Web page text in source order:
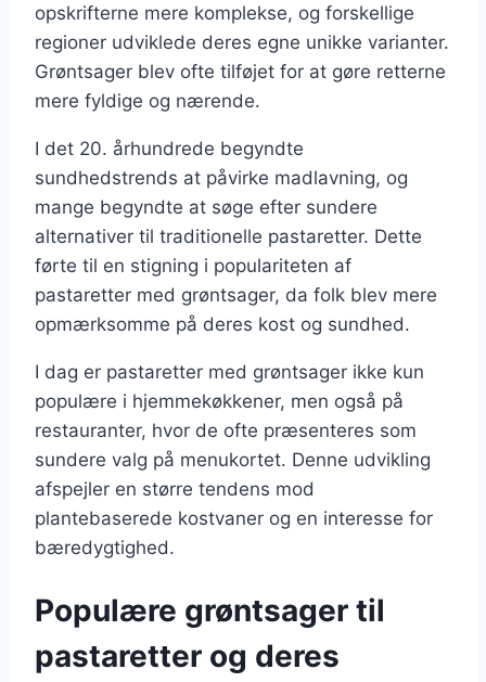
opskrifterne mere komplekse, og forskellige
regioner udviklede deres egne unikke varianter.
Grøntsager blev ofte tilføjet for at gøre retterne
mere fyldige og nærende.
I det 20. århundrede begyndte
sundhedstrends at påvirke madlavning, og
mange begyndte at søge efter sundere
alternativer til traditionelle pastaretter. Dette
førte til en stigning i populariteten af
pastaretter med grøntsager, da folk blev mere
opmærksomme på deres kost og sundhed.
I dag er pastaretter med grøntsager ikke kun
populære i hjemmekøkkener, men også på
restauranter, hvor de ofte præsenteres som
sundere valg på menukortet. Denne udvikling
afspejler en større tendens mod
plantebaserede kostvaner og en interesse for
bæredygtighed.
Populære grøntsager til
pastaretter og deres